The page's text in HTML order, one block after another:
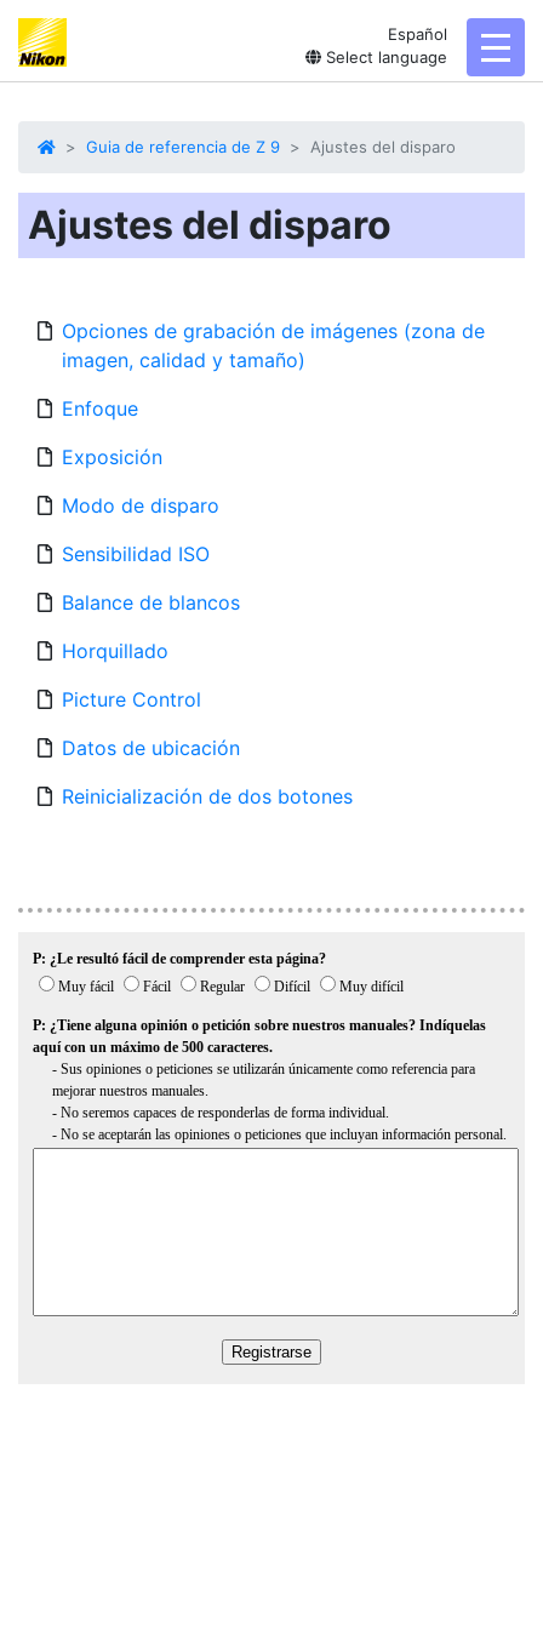
Español
Select language
Guia de referencia de Z 9 Ajustes del disparo
Ajustes del disparo
Opciones de grabación de imágenes (zona de
imagen, calidad y tamaño)
Enfoque
Exposición
Modo de disparo
Sensibilidad ISO
Balance de blancos
Horquillado
Picture Control
Datos de ubicación
Reinicialización de dos botones